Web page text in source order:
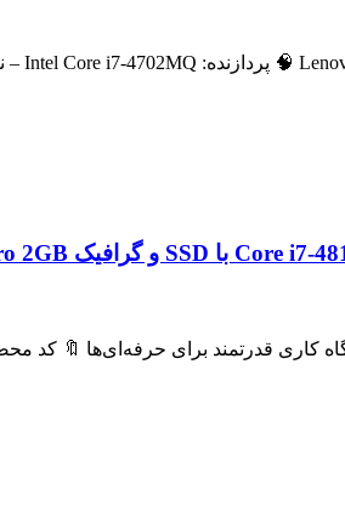
20,000,000 تومان
14,500,000 تومان